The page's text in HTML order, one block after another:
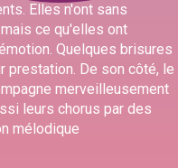
Elles n'ont sans
ce qu'elles ont
Quelques brisures
prestation. De son côté, le
merveilleusement
leurs chorus par des
mélodique